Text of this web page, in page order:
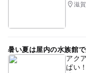
滋
暑い夏は屋内の水族館で
アク
ぱい！